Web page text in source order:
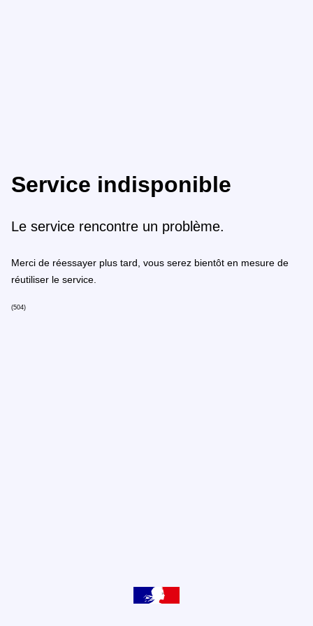
Service indisponible
Le service rencontre un problème.
Merci de réessayer plus tard, vous serez bientôt en mesure de
réutiliser le service.
(504)